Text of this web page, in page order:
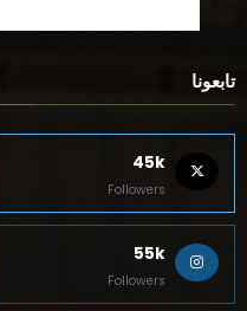
تابعونا
45k
Followers
55k
Followers